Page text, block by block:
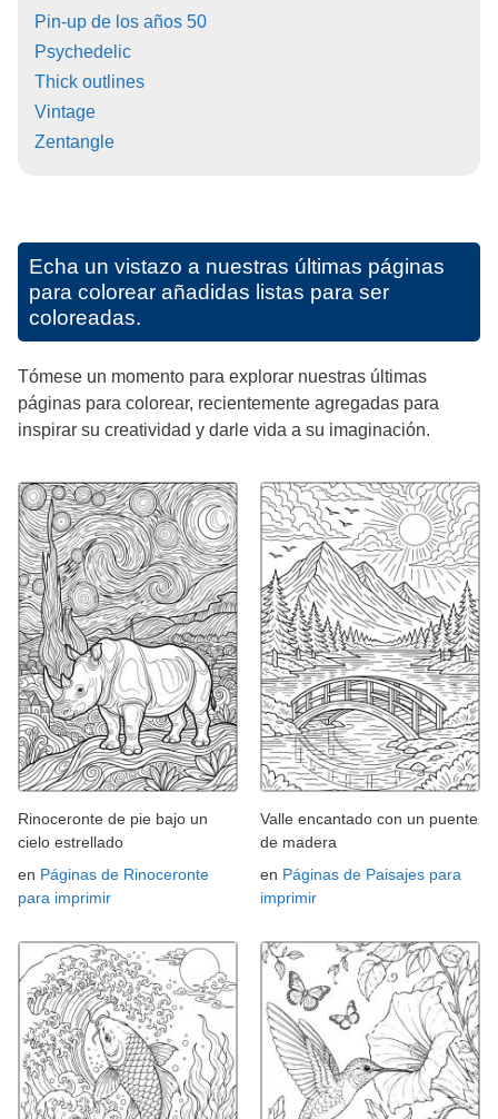
Pin-up de los años 50
Psychedelic
Thick outlines
Vintage
Zentangle
Echa un vistazo a nuestras últimas páginas
para colorear añadidas listas para ser
coloreadas.
Tómese un momento para explorar nuestras últimas
páginas para colorear, recientemente agregadas para
inspirar su creatividad y darle vida a su imaginación.
Rinoceronte de pie bajo un
cielo estrellado
en Páginas de Rinoceronte
para imprimir
Valle encantado con un puente
de madera
en Páginas de Paisajes para
imprimir